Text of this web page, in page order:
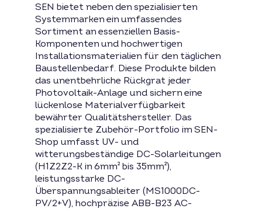
SEN bietet neben den spezialisierten
Systemmarken ein umfassendes
Sortiment an essenziellen Basis-
Komponenten und hochwertigen
Installationsmaterialien für den täglichen
Baustellenbedarf. Diese Produkte bilden
das unentbehrliche Rückgrat jeder
Photovoltaik-Anlage und sichern eine
lückenlose Materialverfügbarkeit
bewährter Qualitätshersteller. Das
spezialisierte Zubehör-Portfolio im SEN-
Shop umfasst UV- und
witterungsbeständige DC-Solarleitungen
(H1Z2Z2-K in 6mm² bis 35mm²),
leistungsstarke DC-
Überspannungsableiter (MS1000DC-
PV/2+V), hochpräzise ABB-B23 AC-